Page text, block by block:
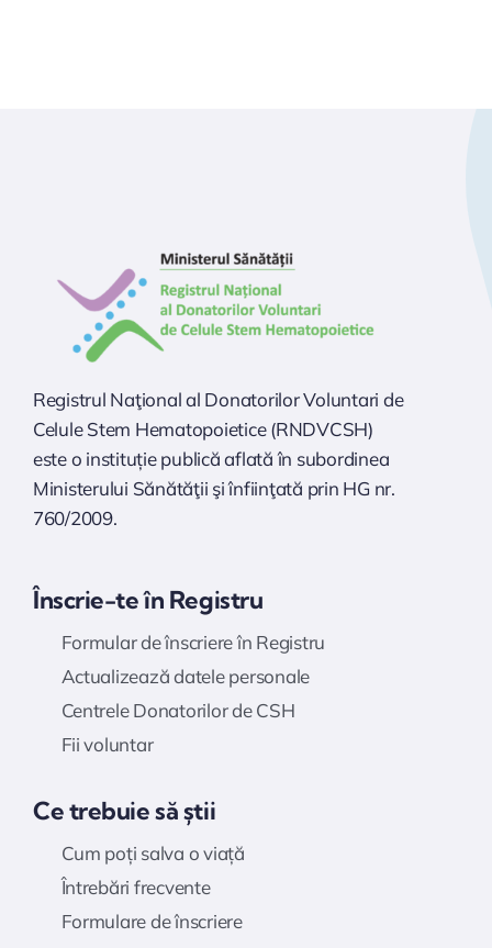
Registrul Naţional al Donatorilor Voluntari de
Celule Stem Hematopoietice (RNDVCSH)
este o instituție publică aflată în subordinea
Ministerului Sănătăţii şi înfiinţată prin HG nr.
760/2009.
Înscrie-te în Registru
Formular de înscriere în Registru
Actualizează datele personale
Centrele Donatorilor de CSH
Fii voluntar
Ce trebuie să știi
Cum poți salva o viață
Întrebări frecvente
Formulare de înscriere